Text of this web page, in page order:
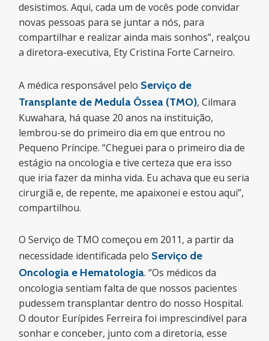
desistimos. Aqui, cada um de vocês pode convidar
novas pessoas para se juntar a nós, para
compartilhar e realizar ainda mais sonhos”, realçou
a diretora-executiva, Ety Cristina Forte Carneiro.
A médica responsável pelo Serviço de
Transplante de Medula Óssea (TMO), Cilmara
Kuwahara, há quase 20 anos na instituição,
lembrou-se do primeiro dia em que entrou no
Pequeno Príncipe. “Cheguei para o primeiro dia de
estágio na oncologia e tive certeza que era isso
que iria fazer da minha vida. Eu achava que eu seria
cirurgiã e, de repente, me apaixonei e estou aqui”,
compartilhou.
O Serviço de TMO começou em 2011, a partir da
necessidade identificada pelo Serviço de
Oncologia e Hematologia. “Os médicos da
oncologia sentiam falta de que nossos pacientes
pudessem transplantar dentro do nosso Hospital.
O doutor Eurípides Ferreira foi imprescindível para
sonhar e conceber, junto com a diretoria, esse